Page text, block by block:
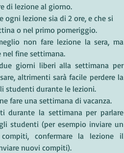
di lezione al giorno.
ogni lezione sia di 2 ore, e che si
o nel primo pomeriggio.
non fare lezione la sera, ma
fine settimana.
giorni liberi alla settimana per
altrimenti sarà facile perdere la
studenti durante le lezioni.
fare una settimana di vacanza.
durante la settimana per parlare
studenti (per esempio inviare un
confermare la lezione il
nuovi compiti).